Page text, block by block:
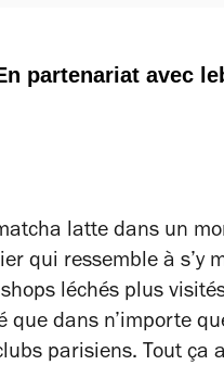
partenariat avec
latte dans un
qui ressemble à s’y
léchés plus
que dans n’importe
parisiens. Tout ça